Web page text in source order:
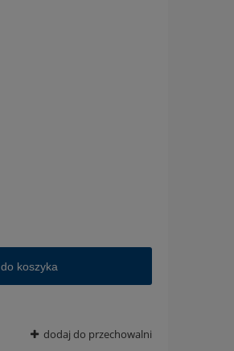
do koszyka
dodaj do przechowalni